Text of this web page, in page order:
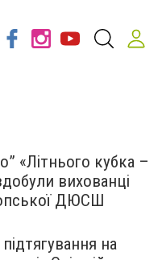
«Літнього кубка –
вихованці
ДЮСШ
підтягування на